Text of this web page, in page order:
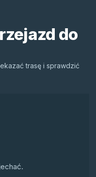
do
trasę i sprawdzić